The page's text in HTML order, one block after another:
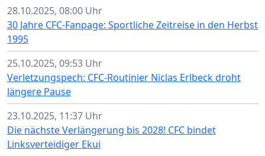
28.10.2025, 08:00 Uhr
30 Jahre CFC-Fanpage: Sportliche Zeitreise in den Herbst
1995
25.10.2025, 09:53 Uhr
Verletzungspech: CFC-Routinier Niclas Erlbeck droht
längere Pause
23.10.2025, 11:37 Uhr
Die nächste Verlängerung bis 2028! CFC bindet
Linksverteidiger Ekui